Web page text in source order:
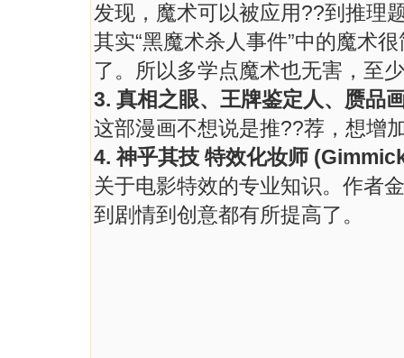
发现，魔术可以被应用??到推理
其实“黑魔术杀人事件”中的魔术
了。所以多学点魔术也无害，至
3. 真相之眼、王牌鉴定人、赝品
这部漫画不想说是推??荐，想增
4. 神乎其技 特效化妆师
关于电影特效的专业知识。作者
到剧情到创意都有所提高了。